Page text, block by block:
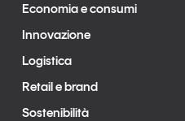
Economia e consumi
Innovazione
Logistica
Retail e brand
Sostenibilità